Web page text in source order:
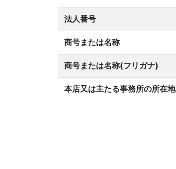
法人番号
商号または名称
商号または名称(フリガナ)
本店又は主たる事務所の所在地